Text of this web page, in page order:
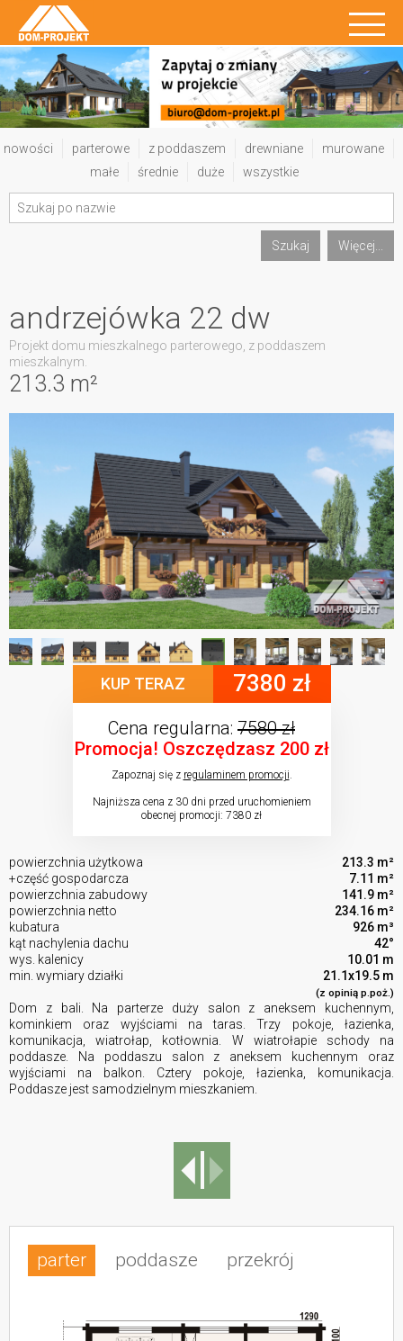
nowości parterowe z poddaszem drewniane
murowane
małe
średnie duże wszystkie
Szukaj Więcej...
213.3 m²
andrzejówka 22 dw
Projekt domu mieszkalnego parterowego, z poddaszem
mieszkalnym.
KUP TERAZ 7380 zł
Cena regularna: 7580 zł
Promocja! Oszczędzasz 200 zł
Zapoznaj się z regulaminem promocji
Najniższa cena z 30 dni przed uruchomieniem
obecnej promocji: 7380 zł
powierzchnia użytkowa
213.3 m²
+część gospodarcza
7.11 m²
powierzchnia zabudowy
141.9 m²
powierzchnia netto
234.16 m²
kubatura
926 m³
kąt nachylenia dachu
42°
wys. kalenicy
10.01 m
min. wymiary działki
21.1x19.5 m
(z opinią p.poż.)
Dom z bali. Na parterze duży salon z aneksem kuchennym,
kominkiem oraz wyjściami na taras. Trzy pokoje, łazienka,
komunikacja, wiatrołap, kotłownia. W wiatrołapie schody na
poddasze. Na poddaszu salon z aneksem kuchennym oraz
wyjściami na balkon. Cztery pokoje, łazienka, komunikacja.
Poddasze jest samodzielnym mieszkaniem.
parter poddasze przekrój